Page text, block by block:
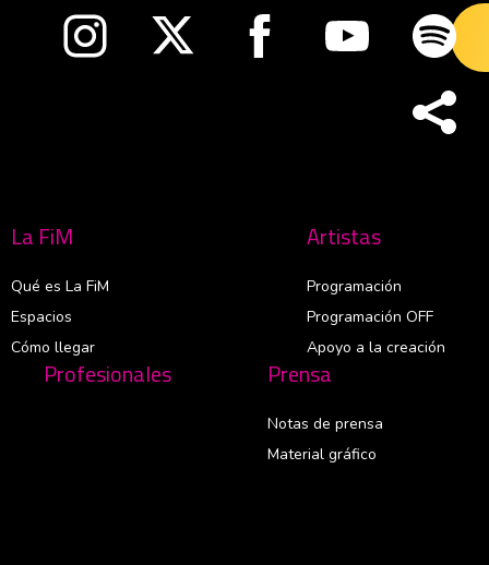
Abre en nueva ventanaAbre en nueva ventanaAbre en nueva ventana
Abre en nueva
La FiM
Qué es La FiM
Espacios
Cómo llegar
Artistas
Programación
Programación OFF
Apoyo a la creación
Profesionales Prensa
Notas de prensa
Material gráfico